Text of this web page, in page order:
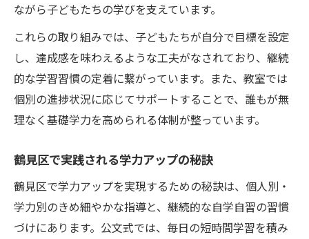
ながら子どもたちの学びを支えています。
これらの取り組みでは、子どもたちが自分で目標を設定
し、達成感を味わえるような工夫がなされており、継続
的な学習習慣の定着に繋がっています。また、教室では
個別の進捗状況に応じてサポートすることで、誰もが無
理なく基礎学力を高められる体制が整っています。
鶴見区で実践される学力アップの秘訣
鶴見区で学力アップを実現するための秘訣は、個人別・
学力別のきめ細やかな指導と、継続的な自学自習の習慣
づけにあります。公文式では、毎日の短時間学習を積み